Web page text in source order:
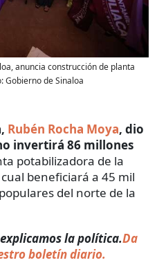
anuncia construcción de planta
Gobierno de Sinaloa
Rubén Rocha Moya, dio
invertirá 86 millones
potabilizadora de la
beneficiará a 45 mil
del norte de la
la política.Da
boletín diario.